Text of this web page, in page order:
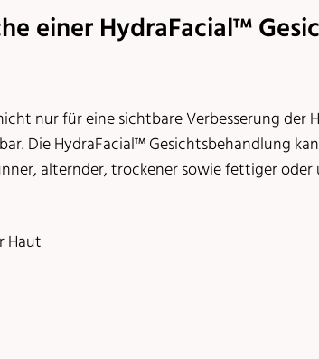
einer HydraFacial™
nur für eine sichtbare Verbesserung der
Die HydraFacial™ Gesichtsbehandlung
alternder, trockener sowie fettiger
Haut